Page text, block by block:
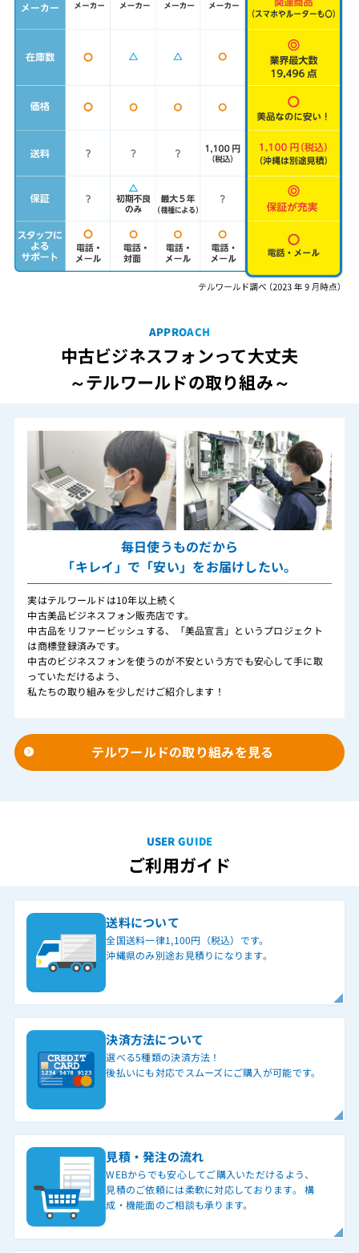
APPROACH
中古ビジネスフォンって大丈夫
～テルワールドの取り組み～
毎日使うものだから
「キレイ」で「安い」をお届けしたい。
実はテルワールドは10年以上続く
中古美品ビジネスフォン販売店です。
中古品をリファービッシュする、「美品宣言」というプロジェクト
は商標登録済みです。
中古のビジネスフォンを使うのが不安という方でも安心して手に取
っていただけるよう、
私たちの取り組みを少しだけご紹介します！
テルワールドの取り組みを見る
USER GUIDE
ご利用ガイド
送料について
全国送料一律1,100円（税込）です。
沖縄県のみ別途お見積りになります。
決済方法について
選べる5種類の決済方法！
後払いにも対応でスムーズにご購入が可能です。
見積・発注の流れ
WEBからでも安心してご購入いただけるよう、
見積のご依頼には柔軟に対応しております。 構
成・機能面のご相談も承ります。